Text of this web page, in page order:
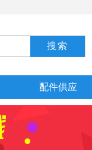
配件供应